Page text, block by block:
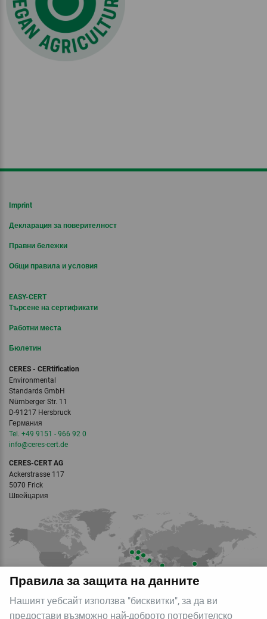
Правила за защита на данните
Нашият уебсайт използва "бисквитки", за да ви
предостави възможно най-доброто потребителско
Imprint
Декларация за поверителност
Правни бележки
Общи правила и условия
EASY-CERT
Търсене на сертификати
Работни места
Бюлетин
CERES - CERtification
Environmental
Standards GmbH
Nürnberger Str. 11
D-91217 Hersbruck
Германия
Tel. +49 9151 - 966 92 0
info‎@‎ceres-cert.de
CERES-CERT AG
Ackerstrasse 117
5070 Frick
Швейцария